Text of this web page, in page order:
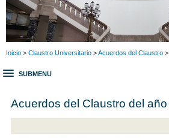
Inicio > Claustro Universitario >Acuerdos del Claustro
SUBMENU
Acuerdos del Claustro del